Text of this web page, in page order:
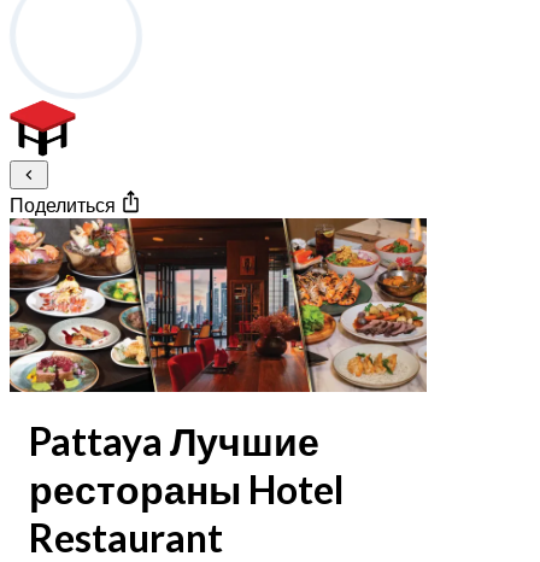
Поделиться
Pattaya Лучшие
рестораны Hotel
Restaurant